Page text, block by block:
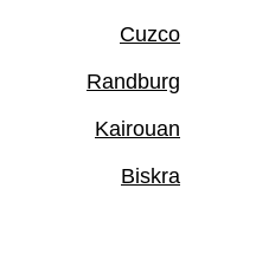
Cuzco
Randburg
Kairouan
Biskra